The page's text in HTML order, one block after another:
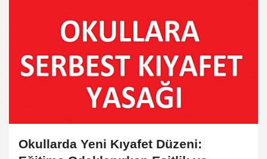
Okullarda Yeni Kıyafet Düzeni: